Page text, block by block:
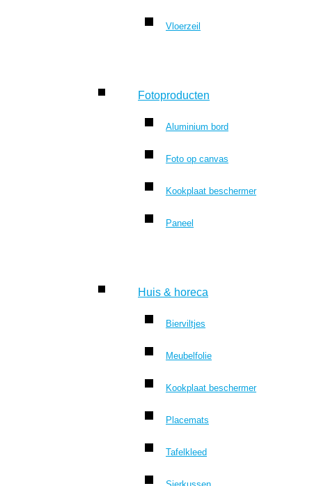
Vloerzeil
Fotoproducten
Aluminium bord
Foto op canvas
Kookplaat beschermer
Paneel
Huis & horeca
Bierviltjes
Meubelfolie
Kookplaat beschermer
Placemats
Tafelkleed